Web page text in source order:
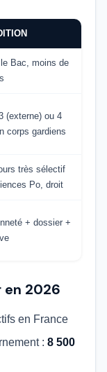
Bac, moins de
(externe) ou 4
corps gardiens
très sélectif
Po, droit
+ dossier +
en 2026
en France
: 8 500